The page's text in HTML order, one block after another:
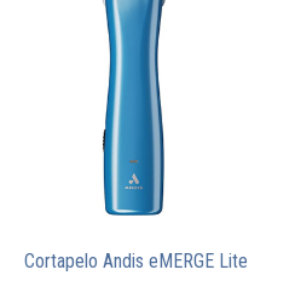
Cortapelo Andis eMERGE Lite